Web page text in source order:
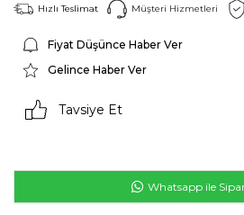
Hızlı Teslimat Müşteri Hizmetleri
Fiyat Düşünce Haber Ver
Gelince Haber Ver
Tavsiye Et
Whatsapp ile